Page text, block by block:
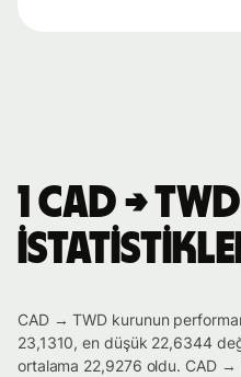
1 CAD → TWD
CAD → TWD kurunun
23,1310, en düşük 22,6344
ortalama 22,9276 oldu. CAD →